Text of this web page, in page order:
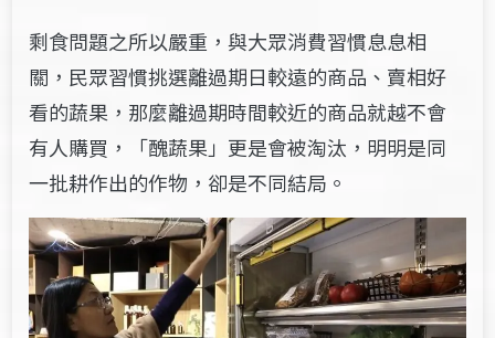
剩食問題之所以嚴重，與大眾消費習慣息息相
關，民眾習慣挑選離過期日較遠的商品、賣相好
看的蔬果，那麼離過期時間較近的商品就越不會
有人購買，「醜蔬果 」 更是會被淘汰，明明是同
一批耕作出的作物，卻是不同結局。